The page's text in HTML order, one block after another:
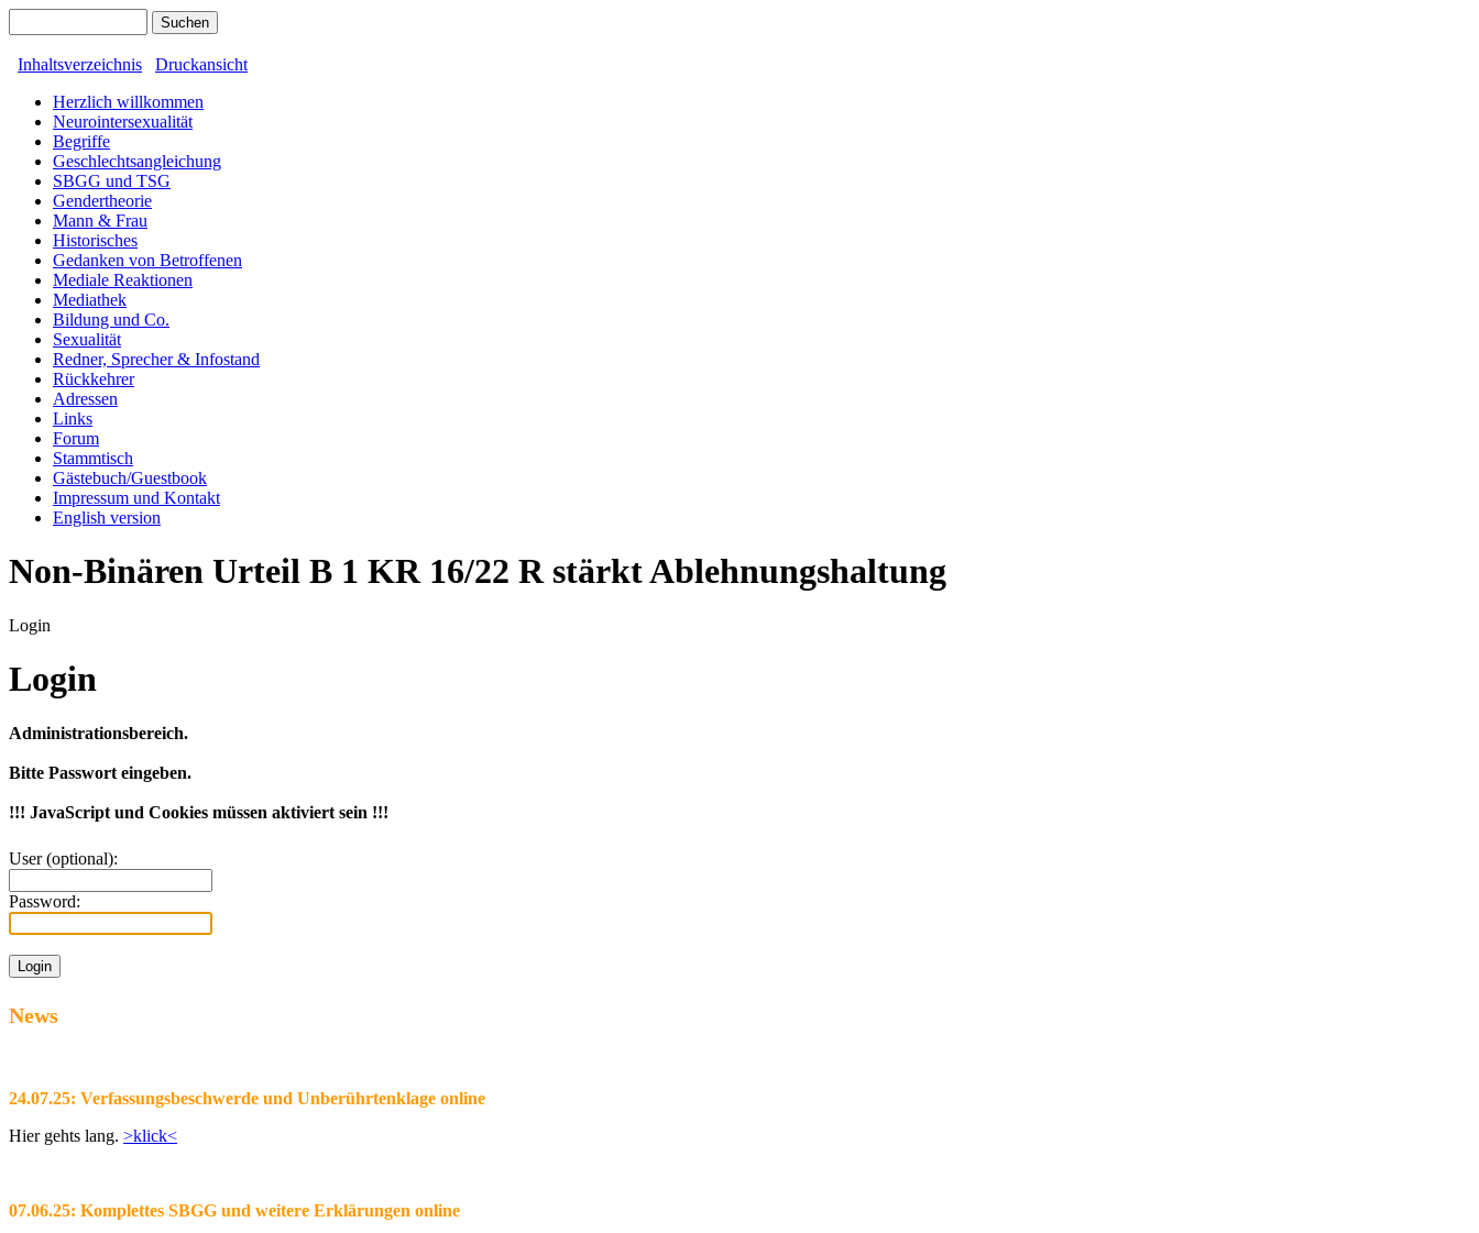
Inhaltsverzeichnis
Druckansicht
Herzlich willkommen
Neurointersexualität
Begriffe
Geschlechtsangleichung
SBGG und TSG
Gendertheorie
Mann & Frau
Historisches
Gedanken von Betroffenen
Mediale Reaktionen
Mediathek
Bildung und Co.
Sexualität
Redner, Sprecher & Infostand
Rückkehrer
Adressen
Links
Forum
Stammtisch
Gästebuch/Guestbook
Impressum und Kontakt
English version
Non-Binären Urteil B 1 KR 16/22 R stärkt Ablehnungshaltung
Login
Login
Administrationsbereich.
Bitte Passwort eingeben.
!!! JavaScript und Cookies müssen aktiviert sein !!!
User (optional):
Password:
News
24.07.25: Verfassungsbeschwerde und Unberührtenklage online
Hier gehts lang. >klick<
07.06.25: Komplettes SBGG und weitere Erklärungen online